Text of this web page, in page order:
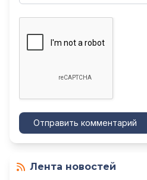
Отправить комментарий
Лента новостей